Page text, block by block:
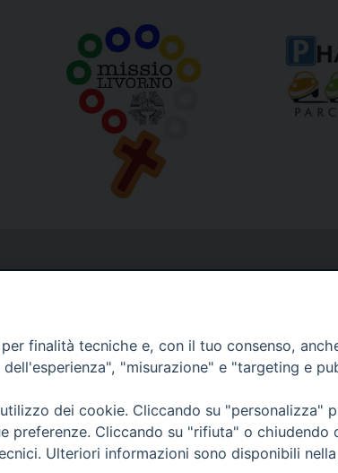
finalità tecniche e, con il tuo consenso,
"misurazione" e "targeting e
dei cookie. Cliccando su "personalizza"
preferenze. Cliccando su "rifiuta" o chiudendo
Ulteriori informazioni sono disponibili nella